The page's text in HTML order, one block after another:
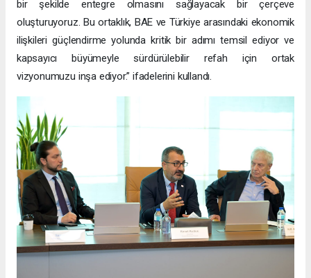
bir şekilde entegre olmasını sağlayacak bir çerçeve
oluşturuyoruz. Bu ortaklık, BAE ve Türkiye arasındaki ekonomik
ilişkileri güçlendirme yolunda kritik bir adımı temsil ediyor ve
kapsayıcı büyümeyle sürdürülebilir refah için ortak
vizyonumuzu inşa ediyor.” ifadelerini kullandı.